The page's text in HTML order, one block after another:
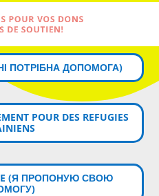
POUR VOS DONS
DE SOUTIEN!
ПОТРІБНА ДОПОМОГА)
POUR DES REFUGIES
(Я ПРОПОНУЮ СВОЮ